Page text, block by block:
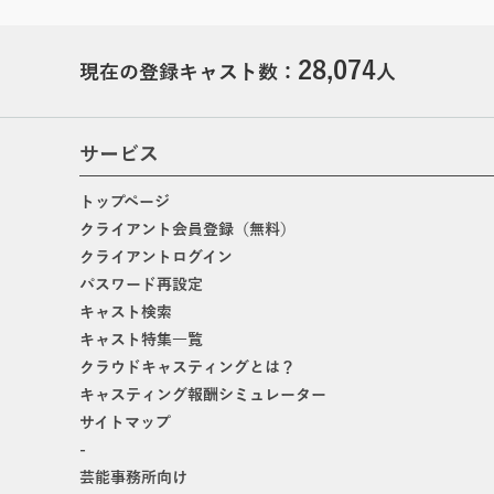
現在の登録キャスト数： 28,074人
サービス
トップページ
クライアント会員登録（無料）
クライアントログイン
パスワード再設定
キャスト検索
キャスト特集一覧
クラウドキャスティングとは？
キャスティング報酬シミュレーター
サイトマップ
-
芸能事務所向け